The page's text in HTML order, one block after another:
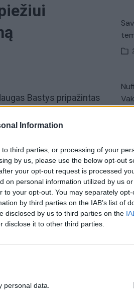
Information
third parties, or processing of your
by us, please use the below opt-out
your opt-out request is processed
on personal information utilized by us
to your opt-out. You may separately
by third parties on the IAB’s list of
disclosed by us to third parties on the
disclose it to other third parties.
personal data.
Bastys pripažintas
turi draugų iš rusų KGB.
Ne išimtis ir
ant blakstienos.
tik Lrytas.TV
– Europos šeimos narė?